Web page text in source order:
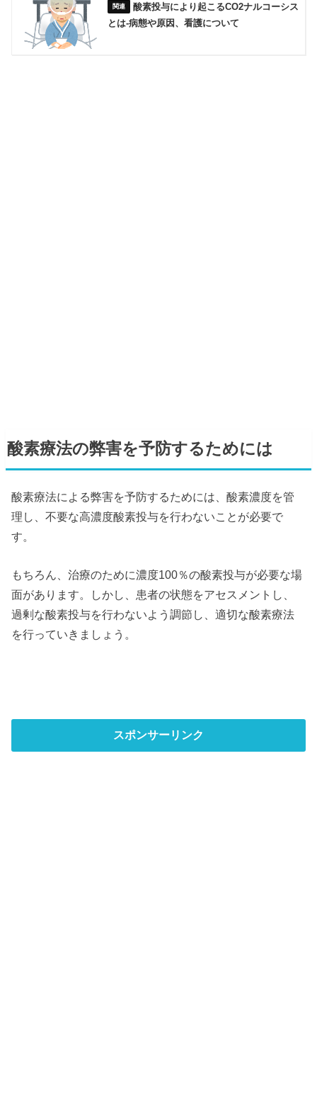
酸素投与により起こるCO2ナルコーシス
とは‐病態や原因、看護について
酸素療法の弊害を予防するためには
酸素療法による弊害を予防するためには、酸素濃度を管
理し、不要な高濃度酸素投与を行わないことが必要で
す。
もちろん、治療のために濃度100％の酸素投与が必要な場
面があります。しかし、患者の状態をアセスメントし、
過剰な酸素投与を行わないよう調節し、適切な酸素療法
を行っていきましょう。
スポンサーリンク